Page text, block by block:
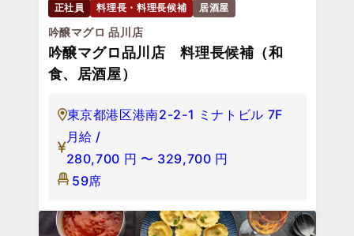
正社員 料理長・料理長候補 居酒屋
吟醸マグロ 品川店
吟醸マグロ品川店 料理長候補（和
食、居酒屋）
東京都港区港南2-2-1 ミナトビル 7F
月給 /
280,700 円 〜 329,700 円
59席